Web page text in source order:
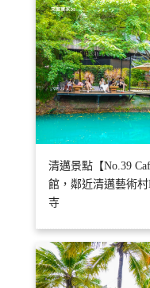
清邁景點【No.39
館，鄰近清邁藝術村
寺